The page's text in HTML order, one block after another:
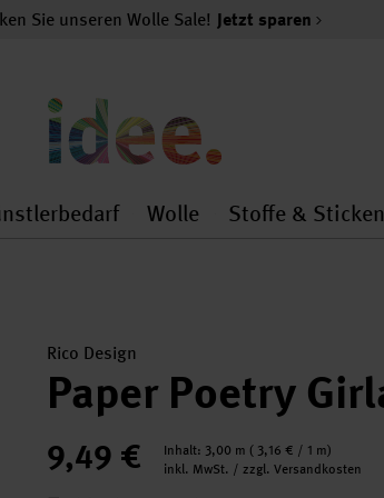
Sie unseren Wolle Sale! Jetzt sparen
general.openMenu
Künstlerbedarf
Wolle
Wolle
Stoffe & Sticken
Rico Design
Paper Poetry
9,49 € Inhalt: 3,00 m ( 3,16 € / 1 m)
inkl. MwSt. / zzgl. Versandkosten